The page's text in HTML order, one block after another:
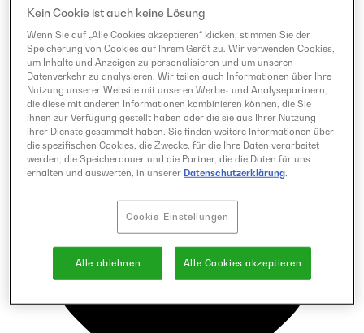
Kein Cookie ist auch keine Lösung
Wenn Sie auf „Alle Cookies akzeptieren“ klicken, stimmen Sie der
Speicherung von Cookies auf Ihrem Gerät zu. Wir verwenden Cookies,
um Inhalte und Anzeigen zu personalisieren und um unseren
Datenverkehr zu analysieren. Wir teilen auch Informationen über Ihre
Nutzung unserer Website mit unseren Werbe- und Analysepartnern,
die diese mit anderen Informationen kombinieren können, die Sie
ihnen zur Verfügung gestellt haben oder die sie aus Ihrer Nutzung
ihrer Dienste gesammelt haben. Sie finden weitere Informationen über
die spezifischen Cookies, die Zwecke, für die Ihre Daten verarbeitet
werden, die Speicherdauer und die Partner, die die Daten für uns
erhalten und auswerten, in unserer Datenschutzerklärung
Cookie-Einstellungen
Alle ablehnen Alle Cookies akzeptieren